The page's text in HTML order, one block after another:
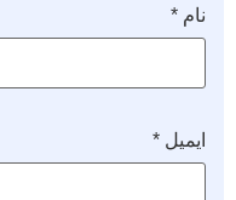
نام *
ایمیل *